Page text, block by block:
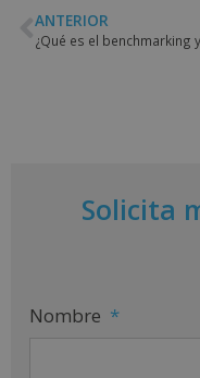
ANTERIOR
Solicita
Nombre *